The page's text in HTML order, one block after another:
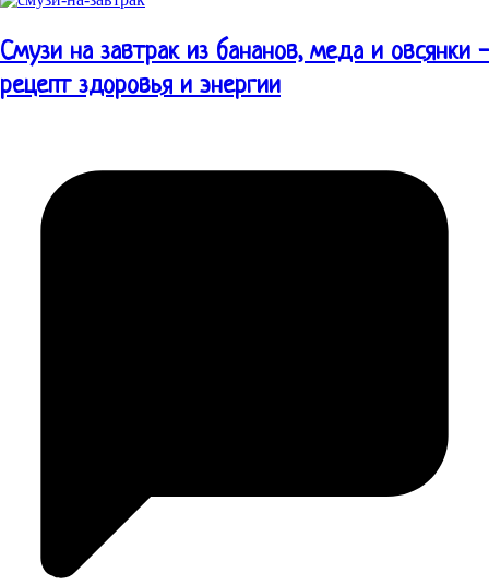
Смузи на завтрак из бананов, меда и овсянки -
рецепт здоровья и энергии